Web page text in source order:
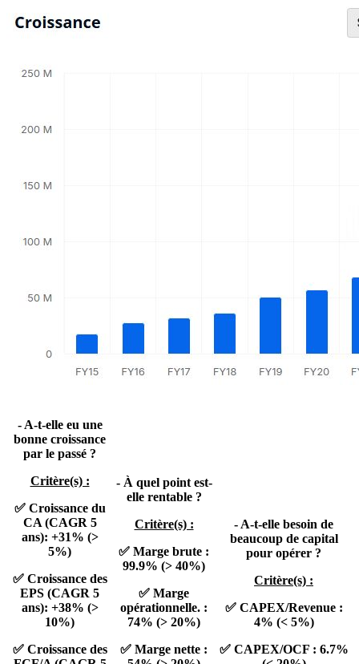
- A-t-elle eu une
bonne croissance
par le passé ?
Critère(s) :
✅ Croissance du
CA (CAGR 5
ans): +31% (>
5%)
✅ Croissance des
EPS (CAGR 5
ans): +38% (>
10%)
✅ Croissance des
- À quel point est-
elle rentable ?
Critère(s) :
✅ Marge brute :
99.9% (> 40%)
✅ Marge
opérationnelle. :
74% (> 20%)
✅ Marge nette :
- A-t-elle besoin de
beaucoup de capital
pour opérer ?
Critère(s) :
✅ CAPEX/Revenue :
4% (< 5%)
✅ CAPEX/OCF : 6.7%